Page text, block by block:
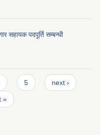
सहायक पदपूर्ति सम्बन्धी
5 next ›
»